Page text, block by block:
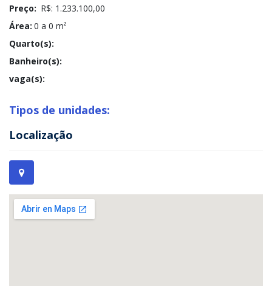
Preço: R$: 1.233.100,00
Área: 0 a 0 m²
Quarto(s):
Banheiro(s):
vaga(s):
Tipos de unidades:
Localização